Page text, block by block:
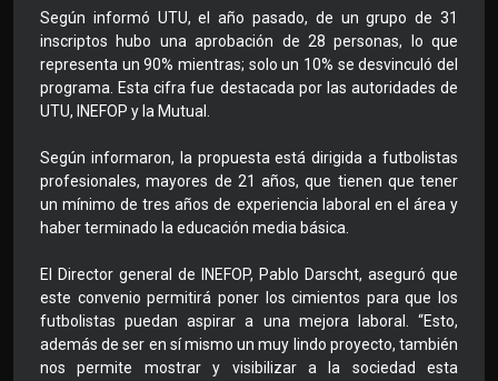
Según informó UTU, el año pasado, de un grupo de 31
inscriptos hubo una aprobación de 28 personas, lo que
representa un 90% mientras; solo un 10% se desvinculó del
programa. Esta cifra fue destacada por las autoridades de
UTU, INEFOP y la Mutual.
Según informaron, la propuesta está dirigida a futbolistas
profesionales, mayores de 21 años, que tienen que tener
un mínimo de tres años de experiencia laboral en el área y
haber terminado la educación media básica.
El Director general de INEFOP, Pablo Darscht, aseguró que
este convenio permitirá poner los cimientos para que los
futbolistas puedan aspirar a una mejora laboral. “Esto,
además de ser en sí mismo un muy lindo proyecto, también
nos permite mostrar y visibilizar a la sociedad esta